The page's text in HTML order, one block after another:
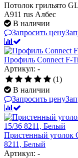
Потолок грильято
А911 rus Албес
В наличии
Запросить цену
Профиль Connect F-
Артикул: -
(1)
В наличии
Запросить цену
Пристенный уголок
8211, Белый
Артикул: -